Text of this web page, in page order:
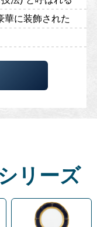
華に装飾された
リーズ